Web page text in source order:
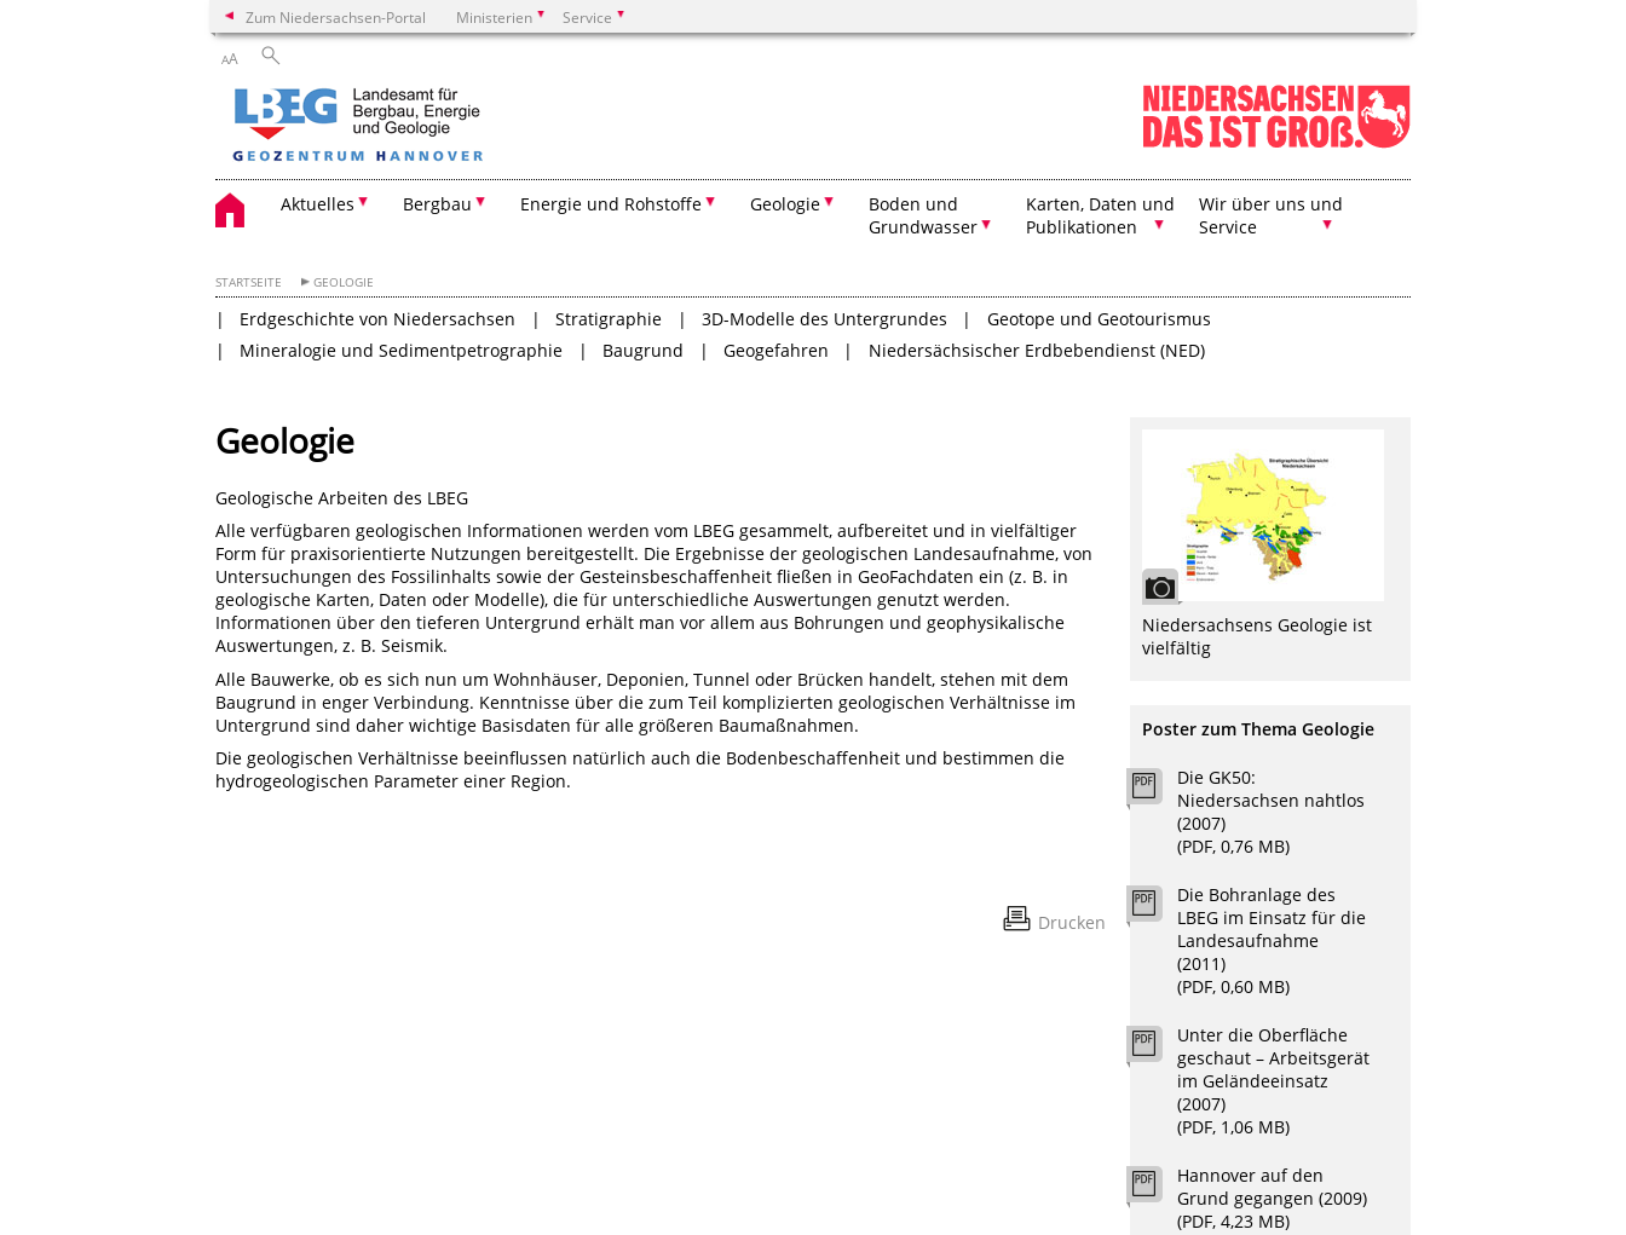
Zum Niedersachsen-Portal Ministerien Service
AA
Aktuelles Bergbau Energie und Rohstoffe Geologie
Boden und
Grundwasser
Karten, Daten und
Publikationen
Wir über uns und
Service
STARTSEITE GEOLOGIE
Erdgeschichte von Niedersachsen Stratigraphie 3D-Modelle des Untergrundes
Geotope und Geotourismus
Mineralogie und Sedimentpetrographie
Baugrund Geogefahren Niedersächsischer Erdbebendienst (NED)
Geologie
Geologische Arbeiten des LBEG
Alle verfügbaren geologischen Informationen werden vom LBEG gesammelt, aufbereitet und in vielfältiger
Form für praxisorientierte Nutzungen bereitgestellt. Die Ergebnisse der geologischen Landesaufnahme, von
Untersuchungen des Fossilinhalts sowie der Gesteinsbeschaffenheit fließen in GeoFachdaten ein (z. B. in
geologische Karten, Daten oder Modelle), die für unterschiedliche Auswertungen genutzt werden.
Informationen über den tieferen Untergrund erhält man vor allem aus Bohrungen und geophysikalische
Auswertungen, z. B. Seismik.
Alle Bauwerke, ob es sich nun um Wohnhäuser, Deponien, Tunnel oder Brücken handelt, stehen mit dem
Baugrund in enger Verbindung. Kenntnisse über die zum Teil komplizierten geologischen Verhältnisse im
Untergrund sind daher wichtige Basisdaten für alle größeren Baumaßnahmen.
Die geologischen Verhältnisse beeinflussen natürlich auch die Bodenbeschaffenheit und bestimmen die
hydrogeologischen Parameter einer Region.
Drucken
Niedersachsens Geologie ist
vielfältig
Poster zum Thema Geologie
Die GK50:
Niedersachsen nahtlos
(2007)
(PDF, 0,76 MB)
Die Bohranlage des
LBEG im Einsatz für die
Landesaufnahme
(2011)
(PDF, 0,60 MB)
Unter die Oberfläche
geschaut – Arbeitsgerät
im Geländeeinsatz
(2007)
(PDF, 1,06 MB)
Hannover auf den
Grund gegangen (2009)
(PDF, 4,23 MB)